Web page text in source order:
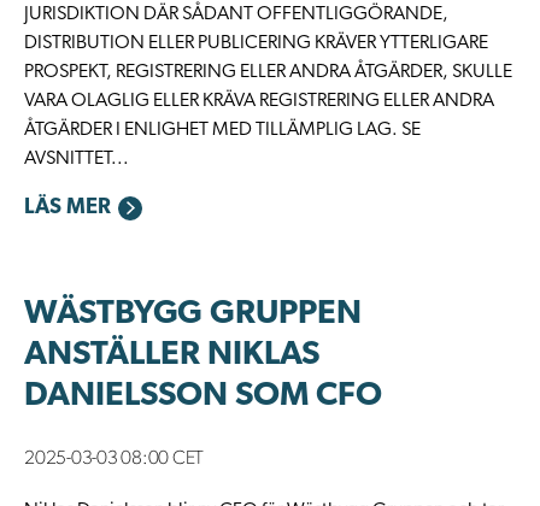
JURISDIKTION DÄR SÅDANT OFFENTLIGGÖRANDE,
DISTRIBUTION ELLER PUBLICERING KRÄVER YTTERLIGARE
PROSPEKT, REGISTRERING ELLER ANDRA ÅTGÄRDER, SKULLE
VARA OLAGLIG ELLER KRÄVA REGISTRERING ELLER ANDRA
ÅTGÄRDER I ENLIGHET MED TILLÄMPLIG LAG. SE
AVSNITTET...
LÄS MER
WÄSTBYGG GRUPPEN
ANSTÄLLER NIKLAS
DANIELSSON SOM CFO
2025-03-03 08:00 CET